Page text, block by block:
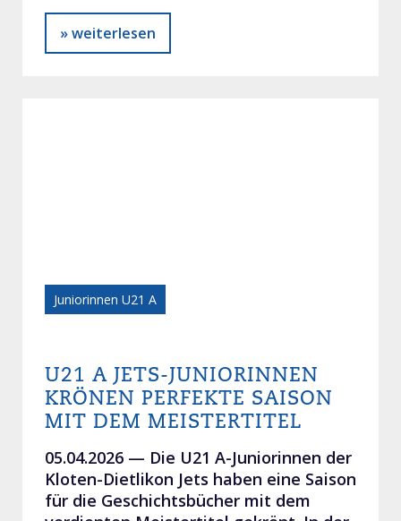
» weiterlesen
Juniorinnen U21 A
U21 A JETS-JUNIORINNEN
KRÖNEN PERFEKTE SAISON
MIT DEM MEISTERTITEL
05.04.2026 — Die U21 A-Juniorinnen der
Kloten-Dietlikon Jets haben eine Saison
für die Geschichtsbücher mit dem